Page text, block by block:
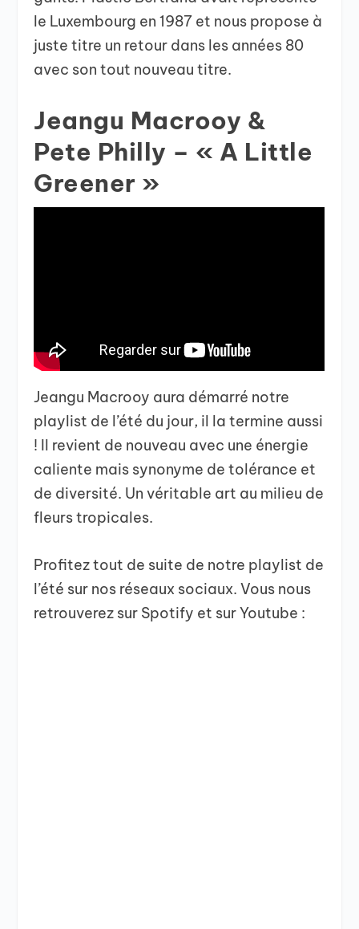
le Luxembourg en 1987 et nous propose à
juste titre un retour dans les années 80
avec son tout nouveau titre.
Jeangu Macrooy &
Pete Philly – « A Little
Greener »
Jeangu Macrooy aura démarré notre
playlist de l’été du jour, il la termine aussi
! Il revient de nouveau avec une énergie
caliente mais synonyme de tolérance et
de diversité. Un véritable art au milieu de
fleurs tropicales.
Profitez tout de suite de notre playlist de
l’été sur nos réseaux sociaux. Vous nous
retrouverez sur Spotify et sur Youtube :